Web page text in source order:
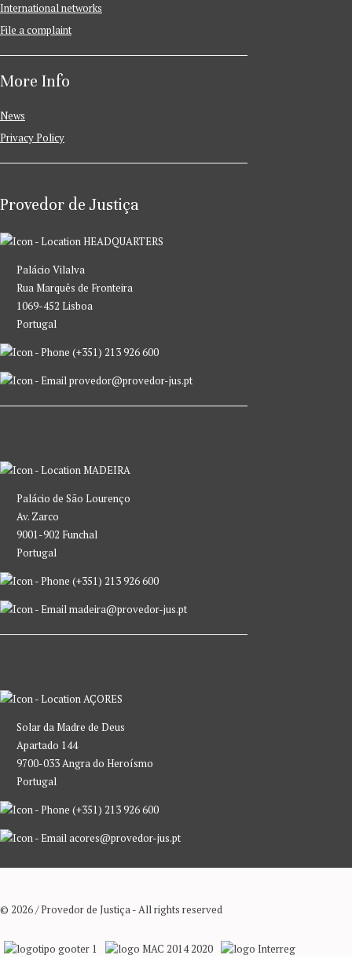
International networks
File a complaint
More Info
News
Privacy Policy
Provedor de Justiça
HEADQUARTERS
Palácio Vilalva
Rua Marquês de Fronteira
1069-452 Lisboa
Portugal
(+351) 213 926 600
provedor@provedor-jus.pt
MADEIRA
Palácio de São Lourenço
Av. Zarco
9001-902 Funchal
Portugal
(+351) 213 926 600
madeira@provedor-jus.pt
AÇORES
Solar da Madre de Deus
Apartado 144
9700-033 Angra do Heroísmo
Portugal
(+351) 213 926 600
acores@provedor-jus.pt
© 2026 / Provedor de Justiça - All rights reserved